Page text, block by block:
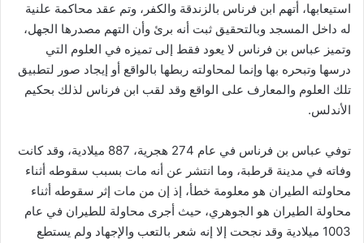
استيعابها، أتهم ابن فرناس بالزندقة والكفر، وتم عقد محاكمة علنية
له داخل المسجد وبالتحقيق ثبت أنه برئ وأن التهم مصدرها الجهل،
وتميز عباس بن فرناس لا يعود فقط إلى تميزه في العلوم التي
درسها وتبحره بها وإنما لمحاولته ربطها بالواقع أو إيجاد صور لتطبيق
تلك العلوم والمعارف على الواقع وقد لقب ابن فرناس لذلك بحكيم
الأندلس.
توفي عباس بن فرناس في عام 274 هجرية، 887 ميلادية، وقد كانت
وفاته في مدينة قرطبة، وما انتشر عن أنه مات بسبب سقوطه أثناء
محاولته الطيران هو معلومة خطأ، إذ إن من مات إثر سقوطه أثناء
محاولة الطيران هو الجوهري، حيث أجرى محاولة للطيران في عام
1003 ميلادية وقد نجحت إلا إنه شعر بالتعب والإجهاد ولم يستطع